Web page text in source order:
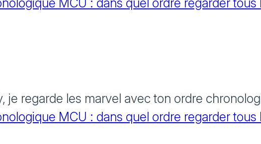
MCU : dans quel ordre regarder
je regarde les marvel avec ton ordre
MCU : dans quel ordre regarder